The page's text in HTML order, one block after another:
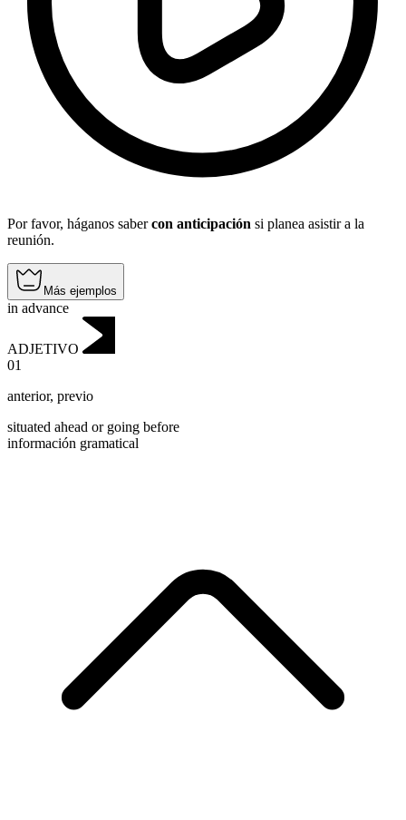
Por favor, háganos sabercon anticipación si planea asistir a la
reunión.
Más ejemplos
in advance
ADJETIVO
01
anterior, previo
situated ahead or going before
información gramatical